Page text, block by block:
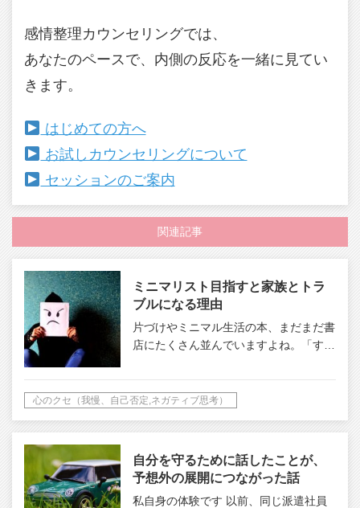
感情整理カウンセリングでは、
あなたのペースで、内側の反応を一緒に見てい
きます。
はじめての方へ
お試しカウンセリングについて
セッションのご案内
関連記事
ミニマリスト目指すと家族とトラ
ブルになる理由
片づけやミニマル生活の本、まだまだ書
店にたくさん並んでいますよね。「す…
心のクセ（我慢、自己否定,ネガティブ思考）
自分を守るために話したことが、
予想外の展開につながった話
私自身の体験です 以前、同じ派遣社員